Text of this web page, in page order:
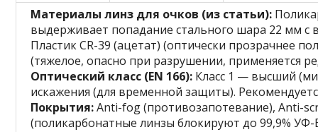
Материалы линз для очков (из статьи):
выдерживает попадание стального шара 22 мм с
Пластик CR-39 (ацетат) (оптически прозрачнее
(тяжелое, опасно при разрушении, применяется
Оптический класс (EN 166): Класс 1 — высший
искажения (для временной защиты).
Покрытия:Anti-fog (противозапотевание), Anti-
(поликарбонатные линзы блокируют до 99,9% УФ-